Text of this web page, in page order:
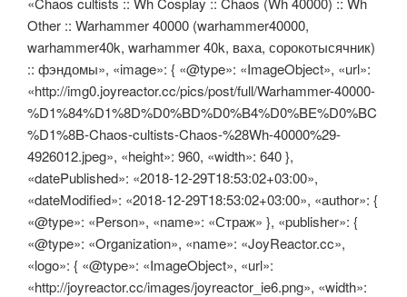
Other :: Warhammer 40000 (warhammer40000,
warhammer40k, warhammer 40k, ваха, сорокотысячник)
:: фэндомы», «image»: { «@type»: «ImageObject», «url»:
«http://img0.joyreactor.cc/pics/post/full/Warhammer-40000-
%D1%84%D1%8D%D0%BD%D0%B4%D0%BE%D0%BC
%D1%8B-Chaos-cultists-Chaos-%28Wh-40000%29-
4926012.jpeg», «height»: 960, «width»: 640 },
«datePublished»: «2018-12-29T18:53:02+03:00»,
«dateModified»: «2018-12-29T18:53:02+03:00», «author»: {
«@type»: «Person», «name»: «Страж» }, «publisher»: {
«@type»: «Organization», «name»: «JoyReactor.cc»,
«logo»: { «@type»: «ImageObject», «url»:
«http://joyreactor.cc/images/joyreactor_ie6.png», «width»: